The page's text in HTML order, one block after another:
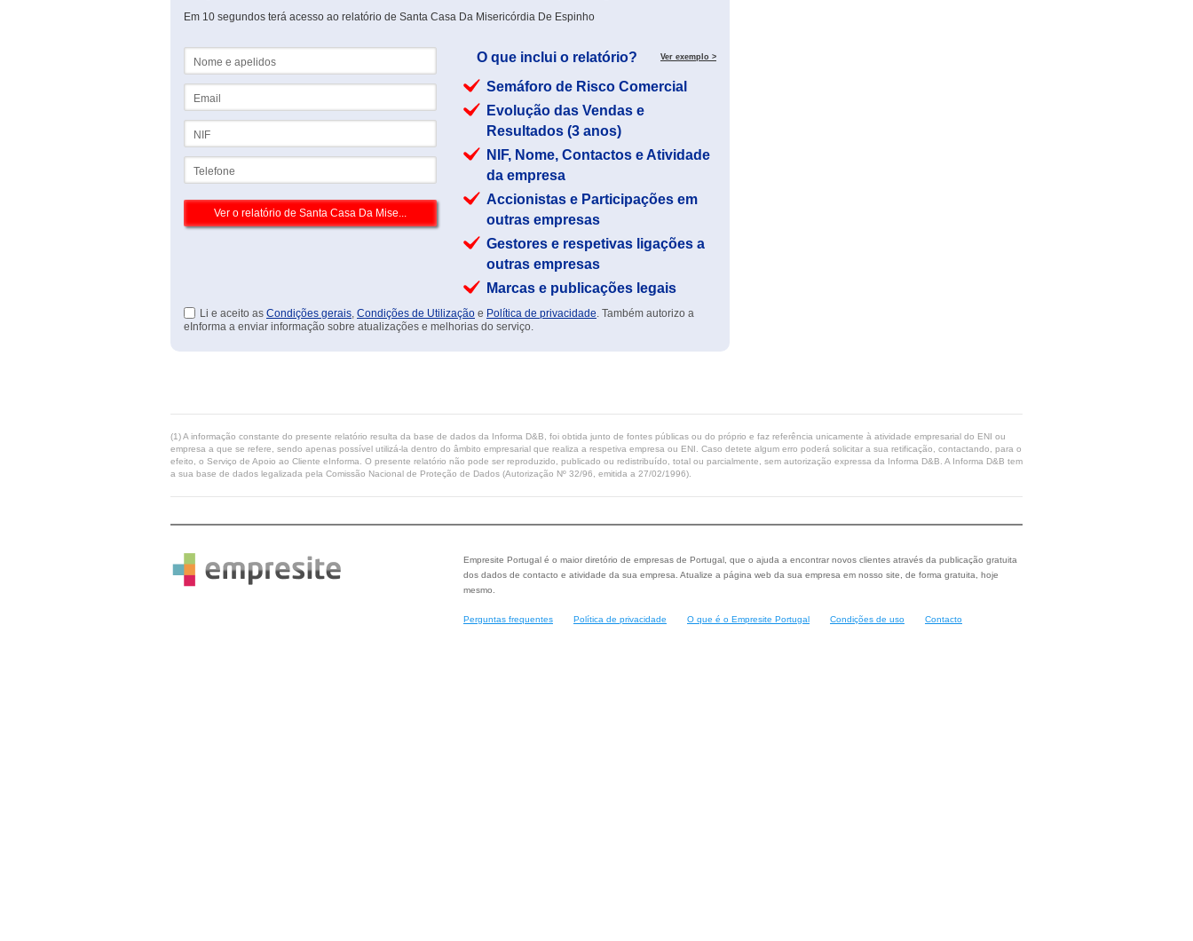
Em 10 segundos terá acesso ao relatório de Santa Casa Da Misericórdia De Espinho
O que inclui o relatório? Ver exemplo >
Semáforo de Risco Comercial
Evolução das Vendas e
Resultados (3 anos)
NIF, Nome, Contactos e Atividade
da empresa
Accionistas e Participações em
outras empresas
Gestores e respetivas ligações a
outras empresas
Marcas e publicações legais
Li e aceito as Condições gerais, Condições de Utilização e Política de privacidade. Também autorizo a
eInforma a enviar informação sobre atualizações e melhorias do serviço.
(1) A informação constante do presente relatório resulta da base de dados da Informa D&B, foi obtida junto de fontes públicas ou do próprio e faz referência unicamente à atividade empresarial do ENI ou
empresa a que se refere, sendo apenas possível utilizá-la dentro do âmbito empresarial que realiza a respetiva empresa ou ENI. Caso detete algum erro poderá solicitar a sua retificação, contactando, para o
efeito, o Serviço de Apoio ao Cliente eInforma. O presente relatório não pode ser reproduzido, publicado ou redistribuído, total ou parcialmente, sem autorização expressa da Informa D&B. A Informa D&B tem
a sua base de dados legalizada pela Comissão Nacional de Proteção de Dados (Autorização Nº 32/96, emitida a 27/02/1996).
Empresite Portugal é o maior diretório de empresas de Portugal, que o ajuda a encontrar novos clientes através da publicação gratuita
dos dados de contacto e atividade da sua empresa. Atualize a página web da sua empresa em nosso site, de forma gratuita, hoje
mesmo.
Perguntas frequentes Política de privacidade O que é o Empresite Portugal Condições de uso Contacto